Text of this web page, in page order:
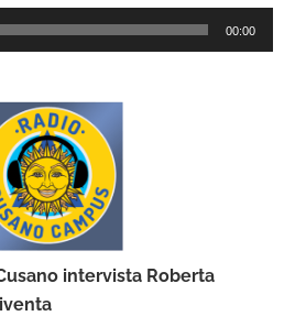
00:00
intervista Roberta